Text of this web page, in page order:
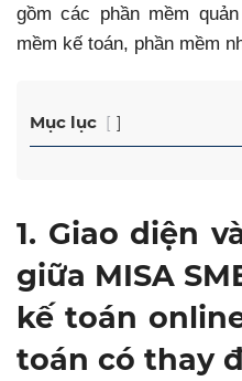
gồm các phần mềm
mềm kế toán, phần mềm
Mục lục
1. Giao diện
giữa MISA
kế toán
toán có thay